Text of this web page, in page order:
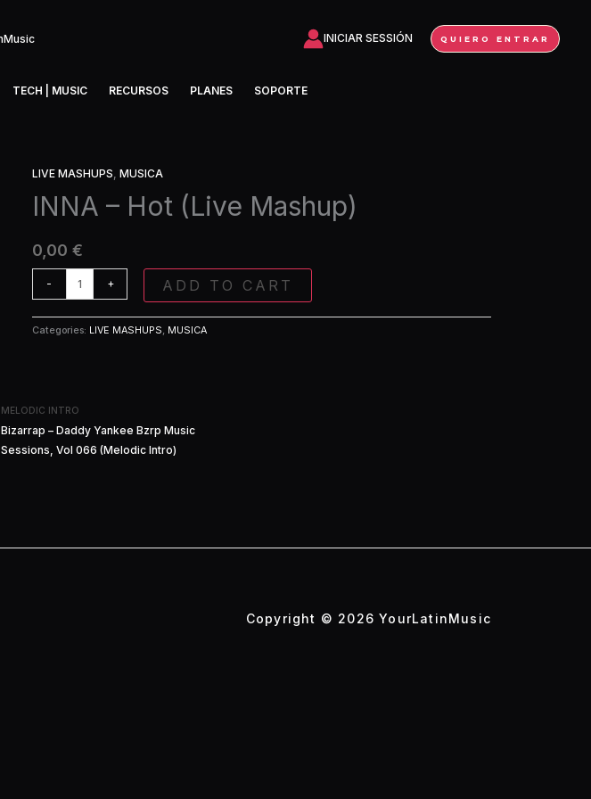
INICIAR SESSIÓN QUIERO ENTRAR
TECH | MUSIC RECURSOS PLANES SOPORTE
LIVE MASHUPS, MUSICA
INNA – Hot (Live Mashup)
0,00 €
-
INNA
-
Hot
Mashup)
+ ADD TO CART
Categories: LIVE MASHUPS, MUSICA
MELODIC INTRO
Bizarrap – Daddy Yankee Bzrp Music
Sessions, Vol 066 (Melodic Intro)
Copyright © 2026 YourLatinMusic